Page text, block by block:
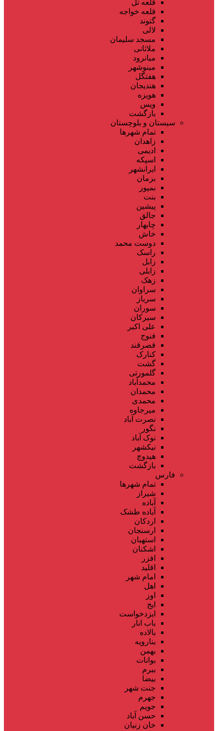
قلعه تل
قلعه خواجه
گتوند
لالی
مسجد سلیمان
ملاثانی
میانرود
مینوشهر
هفتگل
هندیجان
هویزه
ویس
بازگشت
سیستان و بلوچستان
تمام شهر‌ها
زاهدان
ادیمی
اسپکه
ایرانشهر
بزمان
بمپور
بنت
پیشین
جالق
چابهار
خاش
دوست محمد
راسک
زابل
زابلی
زهک
سراوان
سرباز
سوران
سیرکان
علی اکبر
فنوج
قصرقند
کنارک
گشت
گلمورتی
محمدآباد
محمدان
محمدی
میرجاوه
نصرت آباد
نگور
نوک آباد
نیکشهر
هیدوچ
بازگشت
فارس
تمام شهر‌ها
شیراز
آباده
آباده طشک
اردکان
ارسنجان
استهبان
اشکنان
افزر
اقلید
امام شهر
اهل
اوز
ایج
ایزدخواست
باب انار
بالاده
بنارویه
بهمن
بوانات
بیرم
بیضا
جنت شهر
جهرم
جویم
حسن آباد
خان زنیان